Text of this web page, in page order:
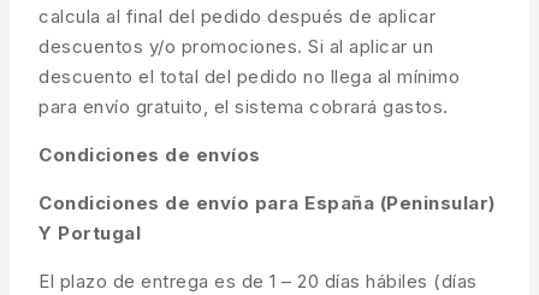
calcula al final del pedido después de aplicar
descuentos y/o promociones. Si al aplicar un
descuento el total del pedido no llega al mínimo
para envío gratuito, el sistema cobrará gastos.
Condiciones de envíos
Condiciones de envío para España (Peninsular)
Y Portugal
El plazo de entrega es de 1 – 20 días hábiles (días